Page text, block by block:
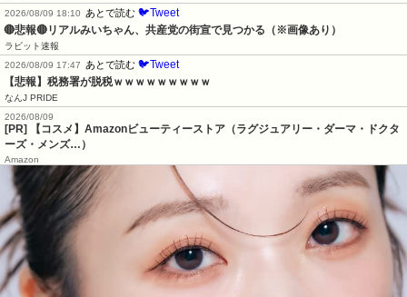
2026/08/09 18:10
あとで読む 🐦Tweet
🔴悲報🔴リアルみいちゃん、共産党の街宣で見つかる（※画像あり）
ラビット速報
2026/08/09 17:47
あとで読む 🐦Tweet
【悲報】税務署が脱税ｗｗｗｗｗｗｗｗｗ
なんJ PRIDE
2026/08/09
[PR] 【コスメ】Amazonビューティーストア（ラグジュアリー・ダーマ・ドクタ
ーズ・メンズ…）
Amazon